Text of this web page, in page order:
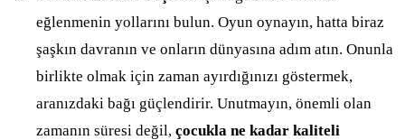
eğlenmenin yollarını bulun. Oyun oynayın, hatta biraz
şaşkın davranın ve onların dünyasına adım atın. Onunla
birlikte olmak için zaman ayırdığınızı göstermek,
aranızdaki bağı güçlendirir. Unutmayın, önemli olan
zamanın süresi değil, çocukla ne kadar kaliteli